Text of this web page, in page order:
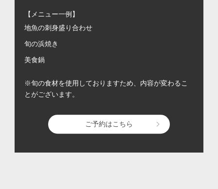
【メニュー一例】
地魚の刺身盛り合わせ
旬の浜焼き
美食鍋
※旬の食材を使用しておりますため、内容が変わるこ
とがございます。
ご予約はこちら